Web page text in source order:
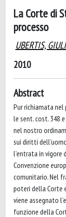
La Corte di
processo
UBERTIS,
2010
Abstract
Pur richiamata nel
le sent. cost. 348
nel nostro
sui diritti
l’entrata in
Convenzione
comunitario. Nel
poteri della Corte
viene assegnato
funzione della